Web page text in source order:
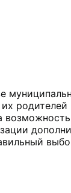
родителей